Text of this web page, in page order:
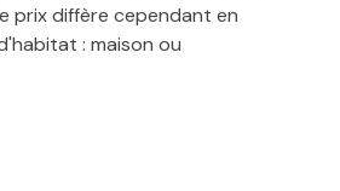
prix diffère cependant en
: maison ou